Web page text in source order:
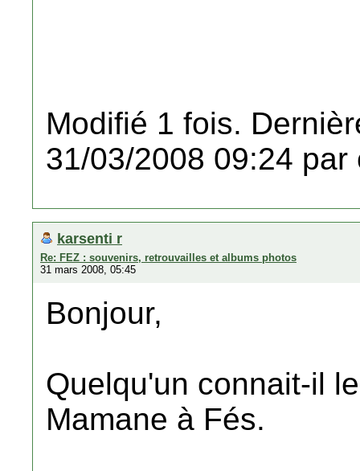
Modifié 1 fois.
31/03/2008 09:24 par
karsenti r
Re: FEZ : souvenirs, retrouvailles et albums photos
31 mars 2008, 05:45
Bonjour,
Quelqu'un connait-il
Mamane à Fés.